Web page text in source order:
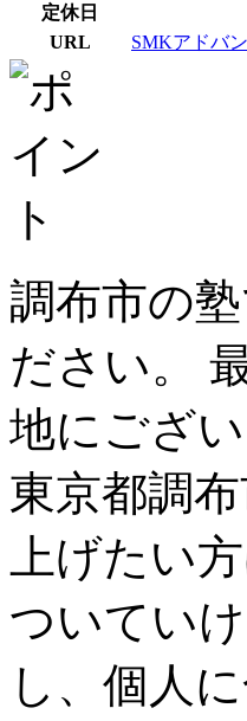
定休日
URL
SMKアドバ
調布市の
ださい。
地にござい
東京都調
上げたい
ついてい
し、個人